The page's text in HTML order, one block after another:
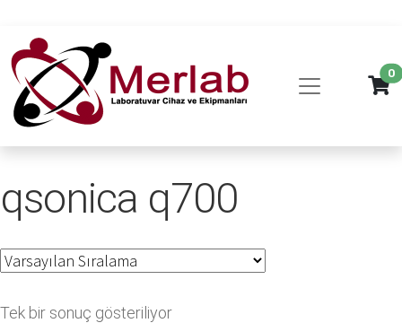
0
qsonica q700
Tek bir sonuç gösteriliyor